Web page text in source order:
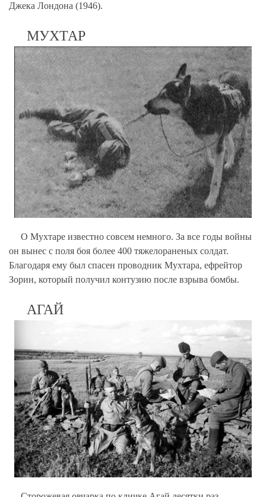
Джека Лондона (1946).
МУХТАР
О Мухтаре известно совсем немного. За все годы войны
он вынес с поля боя более 400 тяжелораненых солдат.
Благодаря ему был спасен проводник Мухтара, ефрейтор
Зорин, который получил контузию после взрыва бомбы.
АГАЙ